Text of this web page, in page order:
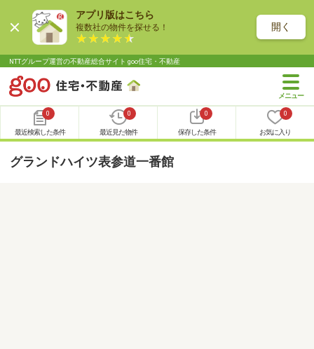
アプリ版はこちら
複数社の物件を探せる！ 開く
NTTグループ運営の不動産総合サイト goo住宅・不動産
0
最近検索した条件
0
最近見た物件
0
保存した条件
0
お気に入り
グランドハイツ表参道一番館